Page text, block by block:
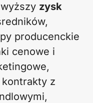
zysk
producenckie
cenowe i
kontrakty z